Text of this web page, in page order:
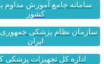
سامانه جامع آموزش مداوم
کشور
سازمان نظام پزشکی جمهوری
ایران
اداره کل تجهیزات پزشکی